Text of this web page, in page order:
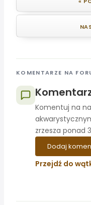
KOMENTARZE NA
Komentuj na
zrzesza ponad
Dodaj
Przejdź do